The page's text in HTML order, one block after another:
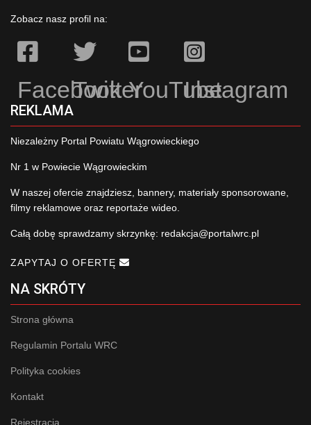
Zobacz nasz profil na:
Facebook
TwitterYouTubeInstagram
REKLAMA
Niezależny Portal Powiatu Wągrowieckiego
Nr 1 w Powiecie Wągrowieckim
W naszej ofercie znajdziesz, bannery, materiały sponsorowane,
filmy reklamowe oraz reportaże wideo.
Całą dobę sprawdzamy skrzynkę: redakcja@portalwrc.pl
ZAPYTAJ O OFERTĘ
NA SKRÓTY
Strona główna
Regulamin Portalu WRC
Polityka cookies
Kontakt
Rejestracja